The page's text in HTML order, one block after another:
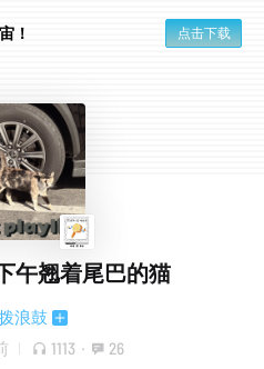
！ 点击下载
午翘着尾巴的猫
浪鼓
1113 · 26